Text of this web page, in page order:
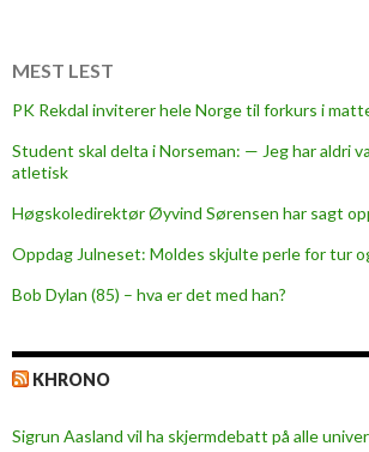
i
s
i
k
s
m
a
MEST LEST
PK Rekdal inviterer hele Norge til forkurs i
Student skal delta i Norseman: — Jeg har aldri
atletisk
Høgskoledirektør Øyvind Sørensen har sagt
Oppdag Julneset: Moldes skjulte perle for tur
Bob Dylan (85) – hva er det med han?
KHRONO
Sigrun Aasland vil ha skjerm­debatt på alle